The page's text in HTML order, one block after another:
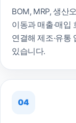
BOM, MRP, 생산
이동과 매출·매입
연결해 제조·유통
있습니다.
04